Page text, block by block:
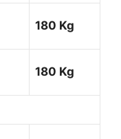
180 Kg
180 Kg